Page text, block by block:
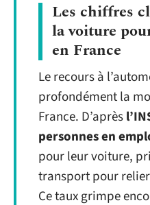
Les chiffres
la voiture
en France
Le recours à
profondément la
France. D’après
personnes en
pour leur voiture,
transport pour
Ce taux grimpe